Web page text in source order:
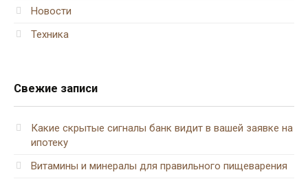
Новости
Техника
Свежие записи
Какие скрытые сигналы банк видит в вашей заявке на
ипотеку
Витамины и минералы для правильного пищеварения